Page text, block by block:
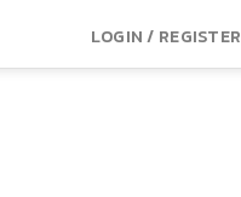
LOGIN / REGISTER